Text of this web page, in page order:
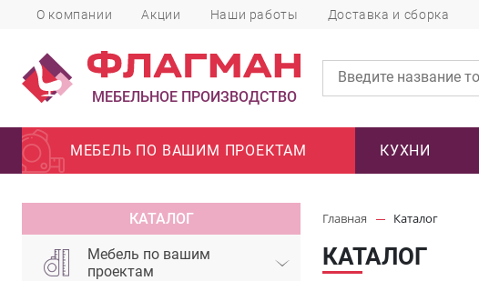
О компании Акции Наши работы Доставка и сборка
МЕБЕЛЬНОЕ ПРОИЗВОДСТВО
МЕБЕЛЬ ПО ВАШИМ ПРОЕКТАМ КУХНИ
КАТАЛОГ
Мебель по вашим
проектам
Главная Каталог
КАТАЛОГ